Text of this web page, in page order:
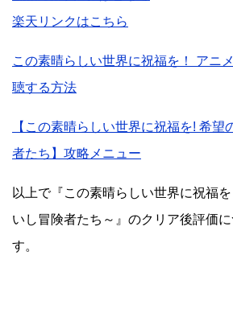
楽天リンクはこちら
この素晴らしい世界に祝福を！ アニ
聴する方法
【この素晴らしい世界に祝福を! 希望
者たち】攻略メニュー
以上で『この素晴らしい世界に祝福
いし冒険者たち～』のクリア後評価
す。